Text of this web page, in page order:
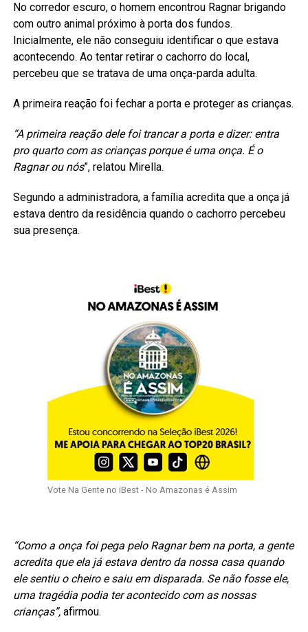
No corredor escuro, o homem encontrou Ragnar brigando
com outro animal próximo à porta dos fundos.
Inicialmente, ele não conseguiu identificar o que estava
acontecendo. Ao tentar retirar o cachorro do local,
percebeu que se tratava de uma onça-parda adulta.
A primeira reação foi fechar a porta e proteger as crianças.
“A primeira reação dele foi trancar a porta e dizer: entra
pro quarto com as crianças porque é uma onça. É o
Ragnar ou nós”, relatou Mirella.
Segundo a administradora, a família acredita que a onça já
estava dentro da residência quando o cachorro percebeu
sua presença.
Vote Na Gente no iBest - No Amazonas é Assim
“Como a onça foi pega pelo Ragnar bem na porta, a gente
acredita que ela já estava dentro da nossa casa quando
ele sentiu o cheiro e saiu em disparada. Se não fosse ele,
uma tragédia podia ter acontecido com as nossas
crianças”,afirmou.